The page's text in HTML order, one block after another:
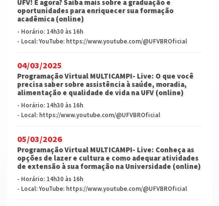
UFV! E agora? Saiba mais sobre a graduação e
oportunidades para enriquecer sua formação
acadêmica (online)
- Horário: 14h30 às 16h
- Local: YouTube: https://www.youtube.com/@UFVBROficial
04/03/2025
Programação Virtual MULTICAMPI- Live: O que você
precisa saber sobre assistência à saúde, moradia,
alimentação e qualidade de vida na UFV (online)
- Horário: 14h30 às 16h
- Local: https://www.youtube.com/@UFVBROficial
05/03/2026
Programação Virtual MULTICAMPI- Live: Conheça as
opções de lazer e cultura e como adequar atividades
de extensão à sua formação na Universidade (online)
- Horário: 14h30 às 16h
- Local: YouTube: https://www.youtube.com/@UFVBROficial